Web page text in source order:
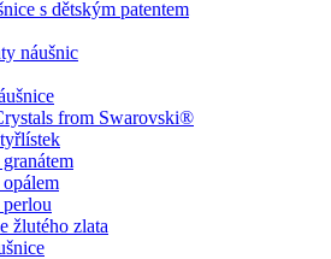
s dětským patentem
náušnic
from Swarovski®
žlutého zlata